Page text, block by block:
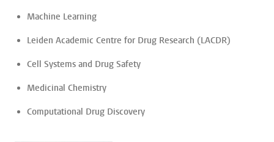
Machine Learning
Leiden Academic Centre for Drug Research (LACDR)
Cell Systems and Drug Safety
Medicinal Chemistry
Computational Drug Discovery